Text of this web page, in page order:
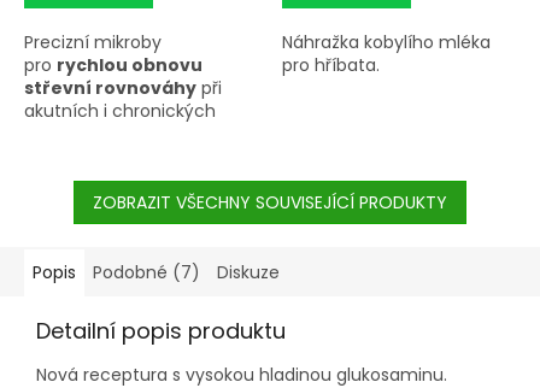
Precizní mikroby
pro rychlou obnovu
střevní rovnováhy při
akutních i chronických
nebo kotwasser.
Náhražka kobylího mléka
pro hříbata.
ZOBRAZIT VŠECHNY SOUVISEJÍCÍ PRODUKTY
Popis Podobné (7) Diskuze
Detailní popis produktu
Nová receptura s vysokou hladinou glukosaminu.